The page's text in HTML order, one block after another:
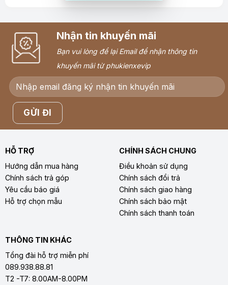
Nhận tin khuyến mãi
Bạn vui lòng để lại Email để nhận thông tin
khuyến mãi từ phukienxevip
HỖ TRỢ
Hướng dẫn mua hàng
Chính sách trả góp
Yêu cầu báo giá
Hỗ trợ chọn mẫu
CHÍNH SÁCH CHUNG
Điều khoản sử dụng
Chính sách đổi trả
Chính sách giao hàng
Chính sách bảo mật
Chính sách thanh toán
THÔNG TIN KHÁC
Tổng đài hỗ trợ miễn phí
089.938.88.81
T2 -T7: 8.00AM-8.00PM